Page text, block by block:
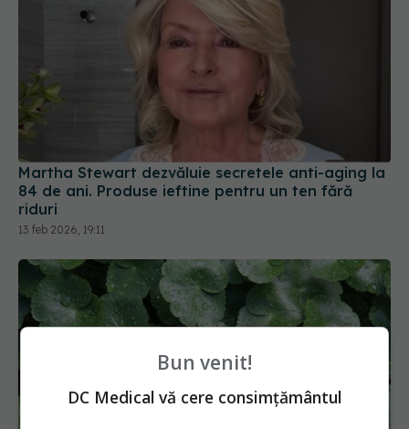
Martha Stewart dezvăluie secretele anti-aging la
84 de ani. Produse ieftine pentru un ten fără
riduri
13 feb 2026, 19:11
Bun venit!
DC Medical vă cere consimțământul